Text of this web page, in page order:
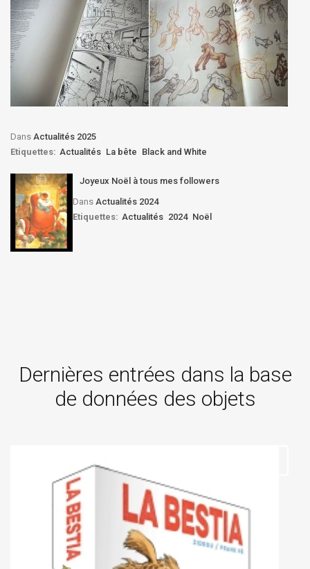
Dans Actualités 2025
Etiquettes: Actualités La bête Black and White
Joyeux Noël à tous mes followers
Dans Actualités 2024
Etiquettes: Actualités 2024 Noël
Dernières entrées dans la base
de données des objets